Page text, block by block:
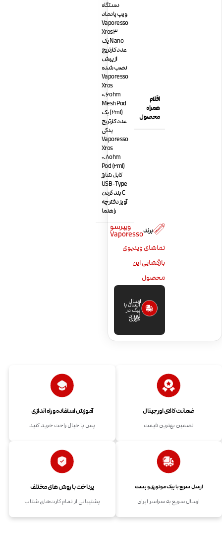
اقلام
همراه
محصول
دستگاه
ویپ پادماد
Vaporesso
Xros3
Nano یک
عدد کارتریج
از پیش
نصب شده
Vaporesso
Xros
0.6ohm
Mesh Pod
(2ml) یک
عدد کارتریج
یدکی
Vaporesso
Xros
0.8ohm
Pod (2ml)
کابل شارژ
USB-Type
C بند گردن
آویز دفترچه
راهنما
برند ویپرسو
Vaporesso
تماشای ویدیوی
بازگشایی این
محصول
ارسال
فوری
ارسال با
پیک در
تهران
ضمانت کالای اورجینال
تضمین بهترین قیمت
آموزش استفاده و راه اندازی
پس با خیال راحت خرید کنید
ارسال سریع با پیک موتوری و پست
ارسال سریع به سراسر ایران
پرداخت با روش های مختلف
پشتیبانی از تمام کارت‌های شتاب